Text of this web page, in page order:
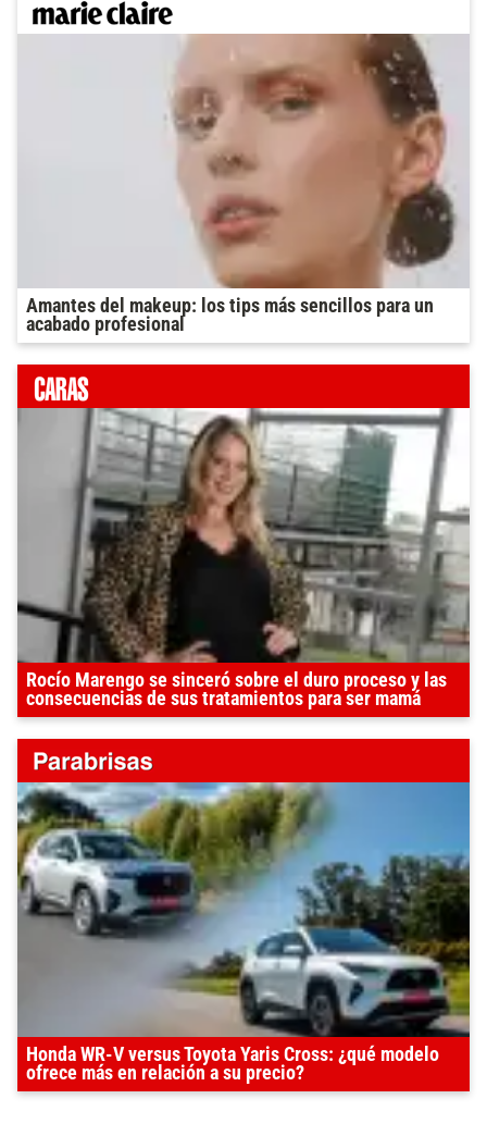
Amantes del makeup: los tips más sencillos para un
acabado profesional
Rocío Marengo se sinceró sobre el duro proceso y las
consecuencias de sus tratamientos para ser mamá
Honda WR-V versus Toyota Yaris Cross: ¿qué modelo
ofrece más en relación a su precio?